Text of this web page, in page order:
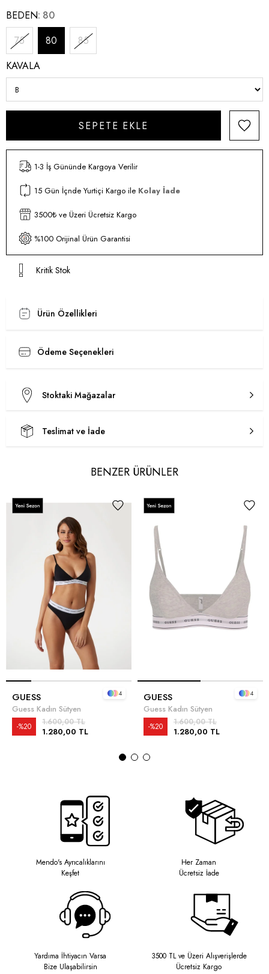
BEDEN 80
75
80
85
KAVALA
1-3 İş Gününde Kargoya Verilir
15 Gün İçnde Yurtiçi Kargo ile Kolay İade
3500₺ ve Üzeri Ücretsiz Kargo
%100 Orijinal Ürün Garantisi
Kritik Stok
Ürün Özellikleri
Ödeme Seçenekleri
Stoktaki Mağazalar
Teslimat ve İade
BENZER ÜRÜNLER
GUESS
Guess Kadın Sütyen
1.280,00 TL
1.600,00 TL
%20
4 GUESS
Guess Kadın Sütyen
1.280,00 TL
1.600,00 TL
%20
4
Mendo's Ayrıcalıklarını
Keşfet
Her Zaman
Ücretsiz İade
Yardıma İhtiyacın Varsa
Bize Ulaşabilirsin
3500 TL ve Üzeri Alışverişlerde
Ücretsiz Kargo